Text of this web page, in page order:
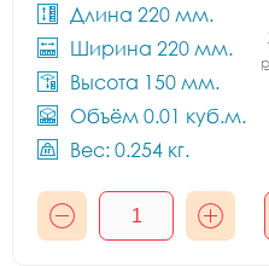
Длина 220 мм.
Ширина 220 мм.
Высота 150 мм.
Объём 0.01 куб.м.
Вес: 0.254 кг.